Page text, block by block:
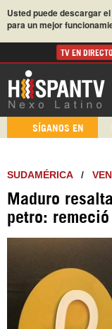
Usted puede descargar
para un mejor
TV EN
SÍGANOS EN
SUDAMÉRICA/
Maduro
petro: